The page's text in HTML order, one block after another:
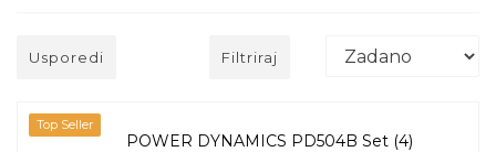
Usporedi Filtriraj
Top Seller
POWER DYNAMICS PD504B Set (4)